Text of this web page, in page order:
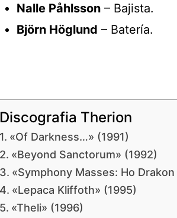
Nalle Påhlsson – Bajista.
Björn Höglund – Batería.
Discografia Therion
«Of Darkness…» (1991)
«Beyond Sanctorum» (1992)
«Symphony Masses: Ho
«Lepaca Kliffoth» (1995)
«Theli» (1996)